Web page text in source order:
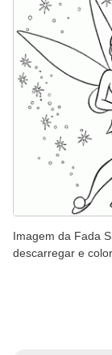
Imagem da Fada
descarregar e